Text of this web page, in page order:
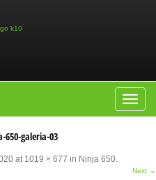
Toggle
650-galeria-03
at 1019 × 677 in Ninja 650.
Next →